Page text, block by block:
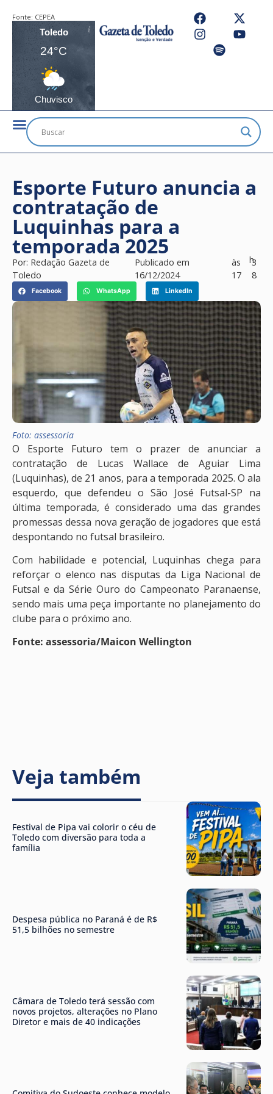
Fonte: CEPEA
Toledo
24°C
Chuvisco
Esporte Futuro anuncia a
contratação de
Luquinhas para a
temporada 2025
Por: Redação Gazeta de
Toledo
Publicado em
16/12/2024
às
17
h3
8
Facebook WhatsApp LinkedIn
Foto: assessoria
O Esporte Futuro tem o prazer de anunciar a
contratação de Lucas Wallace de Aguiar Lima
(Luquinhas), de 21 anos, para a temporada 2025. O ala
esquerdo, que defendeu o São José Futsal-SP na
última temporada, é considerado uma das grandes
promessas dessa nova geração de jogadores que está
despontando no futsal brasileiro.
Com habilidade e potencial, Luquinhas chega para
reforçar o elenco nas disputas da Liga Nacional de
Futsal e da Série Ouro do Campeonato Paranaense,
sendo mais uma peça importante no planejamento do
clube para o próximo ano.
Fonte: assessoria/Maicon Wellington
Veja também
Festival de Pipa vai colorir o céu de
Toledo com diversão para toda a
família
Despesa pública no Paraná é de R$
51,5 bilhões no semestre
Câmara de Toledo terá sessão com
novos projetos, alterações no Plano
Diretor e mais de 40 indicações